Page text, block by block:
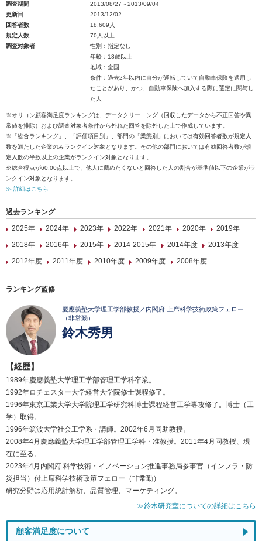
調査期間
2013/08/27～2013/09/04
更新日
2013/12/02
回答者数
18,609人
規定人数
70人以上
調査対象者
性別：指定なし
年齢：18歳以上
地域：全国
条件：過去2年以内に自分が運転していて自動車保険を適用し
たことがあり、かつ、自動車保険へ加入する際に選定に関与し
た人
※オリコン顧客満足度ランキングは、データクリーニング（回収したデータから不正回答や異
常値を排除）および調査対象者条件から外れた回答を除外した上で作成しています。
※「総合ランキング」、「評価項目別」、部門の「業態別」においては有効回答者数が規定人
数を満たした企業のみランクイン対象となります。その他の部門においては有効回答者数が規
定人数の半数以上の企業がランクイン対象となります。
※総合得点が60.00点以上で、他人に薦めたくないと回答した人の割合が基準値以下の企業がラ
ンクイン対象となります。
≫ 詳細はこちら
過去ランキング
2025年
2024年 2023年 2022年 2021年 2020年
2019年
2018年
2016年 2015年 2014-2015年 2014年度
2013年度
2012年度
2011年度 2010年度 2009年度 2008年度
ランキング監修
慶應義塾大学理工学部教授／内閣府 上席科学技術政策フェロー
（非常勤）
鈴木秀男
【経歴】
1989年慶應義塾大学理工学部管理工学科卒業。
1992年ロチェスター大学経営大学院修士課程修了。
1996年東京工業大学大学院理工学研究科博士課程経営工学専攻修了。博士（工
学）取得。
1996年筑波大学社会工学系・講師。2002年6月同助教授。
2008年4月慶應義塾大学理工学部管理工学科・准教授。2011年4月同教授、現
在に至る。
2023年4月内閣府 科学技術・イノベーション推進事務局参事官（インフラ・防
災担当）付上席科学技術政策フェロー（非常勤）
研究分野は応用統計解析、品質管理、マーケティング。
≫鈴木研究室についての詳細はこちら
顧客満足度について